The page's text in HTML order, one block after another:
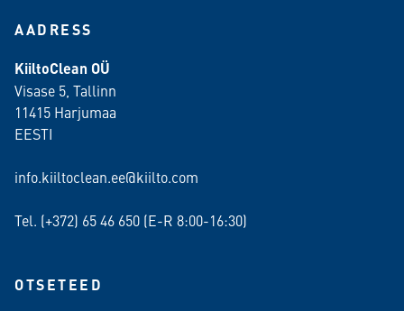
AADRESS
KiiltoClean OÜ
Visase 5, Tallinn
11415 Harjumaa
EESTI
info.kiiltoclean.ee@kiilto.com
Tel. (+372) 65 46 650 (E-R 8:00-16:30)
OTSETEED